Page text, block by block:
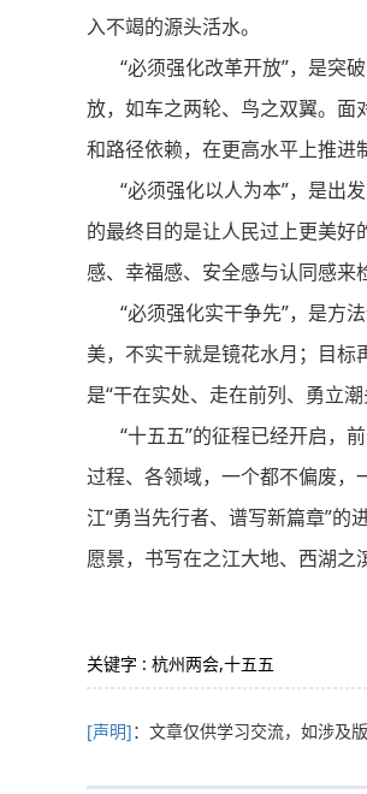
入不竭的源头活水。
“必须强化改革开放”，是突破
放，如车之两轮、鸟之双翼。面
和路径依赖，在更高水平上推进
“必须强化以人为本”，是出发
的最终目的是让人民过上更美
感、幸福感、安全感与认同感来
“必须强化实干争先”，是方法
美，不实干就是镜花水月；目标
是“干在实处、走在前列、勇立
“十五五”的征程已经开启，前
过程、各领域，一个都不偏废，
江“勇当先行者、谱写新篇章”的
愿景，书写在之江大地、西湖之
关键字 : 杭州两会,十五五
[声明]：文章仅供学习交流，如涉及